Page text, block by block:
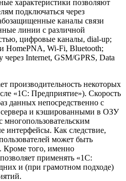
характеристики позволяют
подключаться через
каналы связи
линии с различной
цифровые каналы, dial-up;
HomePNA, Wi-Fi, Bluetooth;
через Internet, GSM/GPRS, Data
производительность некоторых
«1С: Предприятие»). Скорость
данных непосредственно с
и кэшированными в ОЗУ
интерфейсы. Как следствие,
может быть
Кроме того, именно
применять «1С:
и (при грамотном подходе)